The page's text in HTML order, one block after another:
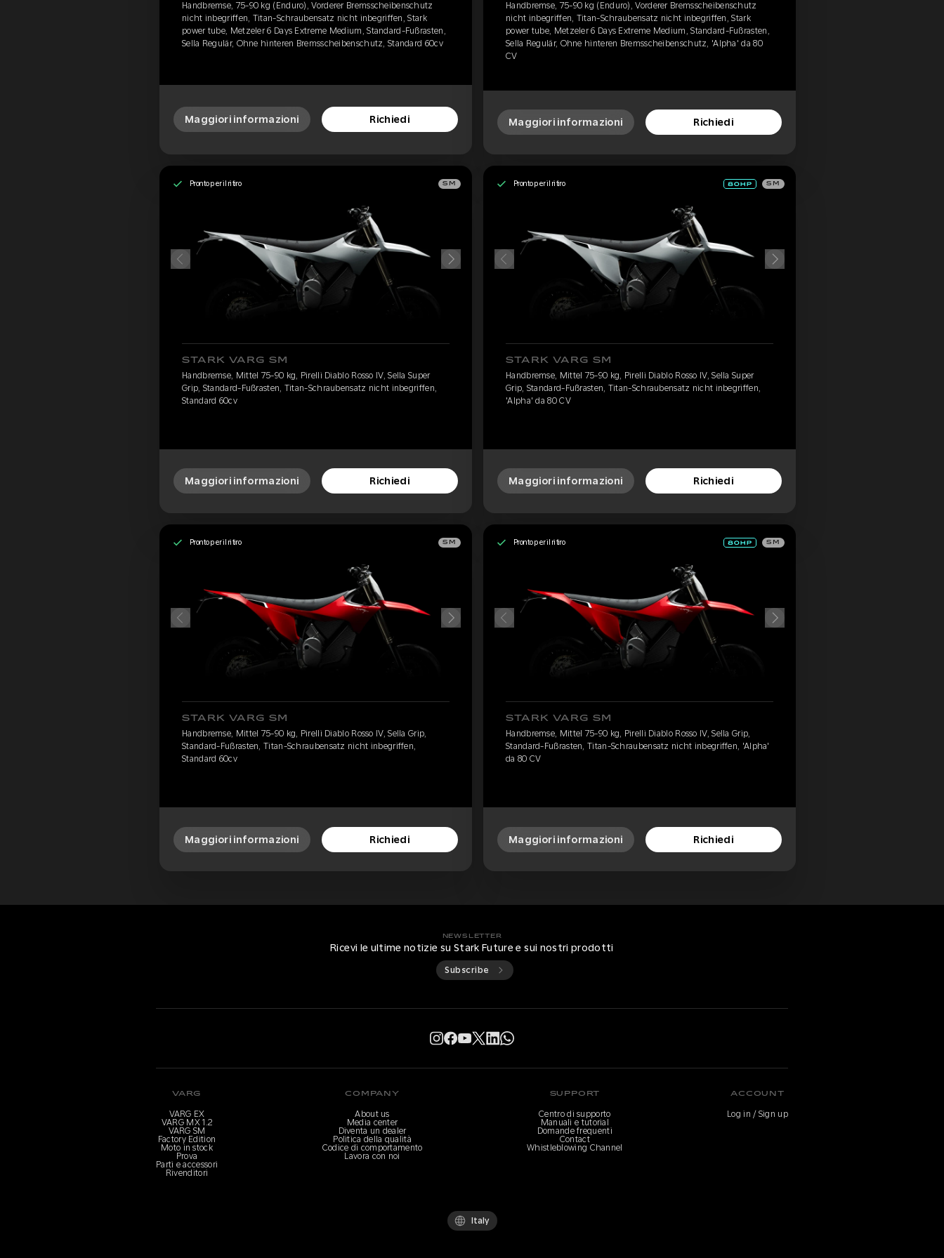
Handbremse, 75-90 kg (Enduro), Vorderer Bremsscheibenschutz
nicht inbegriffen, Titan-Schraubensatz nicht inbegriffen, Stark
power tube, Metzeler 6 Days Extreme Medium, Standard-Fußrasten,
Sella Regulär, Ohne hinteren Bremsscheibenschutz, Standard 60cv
Maggiori informazioni Richiedi
Handbremse, 75-90 kg (Enduro), Vorderer Bremsscheibenschutz
nicht inbegriffen, Titan-Schraubensatz nicht inbegriffen, Stark
power tube, Metzeler 6 Days Extreme Medium, Standard-Fußrasten,
Sella Regulär, Ohne hinteren Bremsscheibenschutz, 'Alpha' da 80
CV
Maggiori informazioni Richiedi
Pronto per il ritiro SM
STARK VARG SM
Handbremse, Mittel 75-90 kg, Pirelli Diablo Rosso IV, Sella Super
Grip, Standard-Fußrasten, Titan-Schraubensatz nicht inbegriffen,
Standard 60cv
Maggiori informazioni Richiedi
Pronto per il ritiro SM
STARK VARG SM
Handbremse, Mittel 75-90 kg, Pirelli Diablo Rosso IV, Sella Super
Grip, Standard-Fußrasten, Titan-Schraubensatz nicht inbegriffen,
'Alpha' da 80 CV
Maggiori informazioni Richiedi
Pronto per il ritiro SM
STARK VARG SM
Handbremse, Mittel 75-90 kg, Pirelli Diablo Rosso IV, Sella Grip,
Standard-Fußrasten, Titan-Schraubensatz nicht inbegriffen,
Standard 60cv
Maggiori informazioni Richiedi
Pronto per il ritiro SM
STARK VARG SM
Handbremse, Mittel 75-90 kg, Pirelli Diablo Rosso IV, Sella Grip,
Standard-Fußrasten, Titan-Schraubensatz nicht inbegriffen, 'Alpha'
da 80 CV
Maggiori informazioni Richiedi
NEWSLETTER
Ricevi le ultime notizie su Stark Future e sui nostri prodotti
Subscribe
VARG
VARG EX
VARG MX 1.2
VARG SM
Factory Edition
Moto in stock
Prova
Parti e accessori
Rivenditori
COMPANY
About us
Media center
Diventa un dealer
Politica della qualità
Codice di comportamento
Lavora con noi
SUPPORT
Centro di supporto
Manuali e tutorial
Domande frequenti
Contact
Whistleblowing Channel
ACCOUNT
Log in / Sign up
Italy